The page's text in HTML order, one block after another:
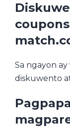
Sa ngayon
diskuwento